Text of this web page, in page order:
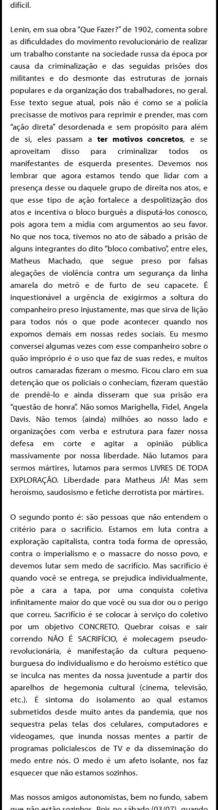
difícil.
Lenin, em sua obra “Que Fazer?” de 1902, comenta sobre
as dificuldades do movimento revolucionário de realizar
um trabalho constante na sociedade russa da época por
causa da criminalização e das seguidas prisões dos
militantes e do desmonte das estruturas de jornais
populares e da organização dos trabalhadores, no geral.
Esse texto segue atual, pois não é como se a polícia
precisasse de motivos para reprimir e prender, mas com
“ação direta” desordenada e sem propósito para além
de si, eles passam a ter motivos concretos, e se
aproveitam disso para criminalizar todos os
manifestantes de esquerda presentes. Devemos nos
lembrar que agora estamos tendo que lidar com a
presença desse ou daquele grupo de direita nos atos, e
que esse tipo de ação fortalece a despolitização dos
atos e incentiva o bloco burguês a disputá-los conosco,
pois agora tem a mídia com argumentos ao seu favor.
No que nos toca, tivemos no ato de sábado a prisão de
alguns integrantes do dito “bloco combativo”, entre eles,
Matheus Machado, que segue preso por falsas
alegações de violência contra um segurança da linha
amarela do metrô e de furto de seu capacete. É
inquestionável a urgência de exigirmos a soltura do
companheiro preso injustamente, mas que sirva de lição
para todos nós o que pode acontecer quando nos
expomos demais em nossas redes sociais. Eu mesmo
conversei algumas vezes com esse companheiro sobre o
quão impróprio é o uso que faz de suas redes, e muitos
outros camaradas fizeram o mesmo. Ficou claro em sua
detenção que os policiais o conheciam, fizeram questão
de prendê-lo e ainda disseram que sua prisão era
“questão de honra”. Não somos Marighella, Fidel, Angela
Davis. Não temos (ainda) milhões ao nosso lado e
organizações com verba e estrutura para fazer nossa
defesa em corte e agitar a opinião pública
massivamente por nossa liberdade. Não lutamos para
sermos mártires, lutamos para sermos LIVRES DE TODA
EXPLORAÇÃO. Liberdade para Matheus JÁ! Mas sem
heroísmo, saudosismo e fetiche derrotista por mártires.
O segundo ponto é: são pessoas que não entendem o
critério para o sacrifício. Estamos em luta contra a
exploração capitalista, contra toda forma de opressão,
contra o imperialismo e o massacre do nosso povo, e
devemos lutar sem medo de sacrifício. Mas sacrifício é
quando você se entrega, se prejudica individualmente,
põe a cara a tapa, por uma conquista coletiva
infinitamente maior do que você ou sua dor ou o perigo
que correu. Sacrifício é se colocar à serviço do coletivo
por um objetivo CONCRETO. Quebrar coisas e sair
correndo NÃO É SACRIFÍCIO, é molecagem pseudo-
revolucionária, é manifestação da cultura pequeno-
burguesa do individualismo e do heroísmo estético que
se inculca nas mentes da nossa juventude a partir dos
aparelhos de hegemonia cultural (cinema, televisão,
etc.). É sintoma do isolamento ao qual estamos
submetidos desde muito antes da pandemia, que nos
sequestra pelas telas dos celulares, computadores e
videogames, que inunda nossas mentes a partir de
programas policialescos de TV e da disseminação do
medo entre nós. O medo é um afeto isolante, nos faz
esquecer que não estamos sozinhos.
Mas nossos amigos autonomistas, bem no fundo, sabem